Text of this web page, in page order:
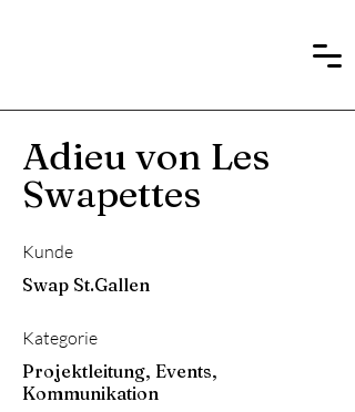
Adieu von Les
Swapettes
Kunde
Swap St.Gallen
Kategorie
Projektleitung, Events,
Kommunikation